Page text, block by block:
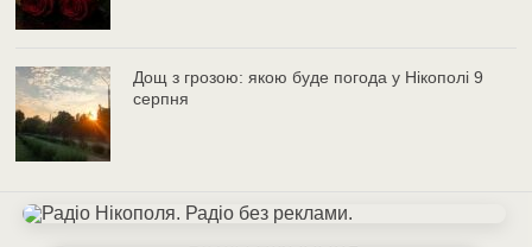
Дощ з грозою: якою буде погода у Нікополі 9
серпня